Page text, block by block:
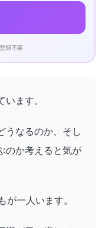
登録不要
ます。
うなるのか、そし
のか考えると気が
が一人います。